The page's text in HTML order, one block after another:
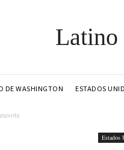
Latino
DE WASHINGTON ESTADOS
Estados